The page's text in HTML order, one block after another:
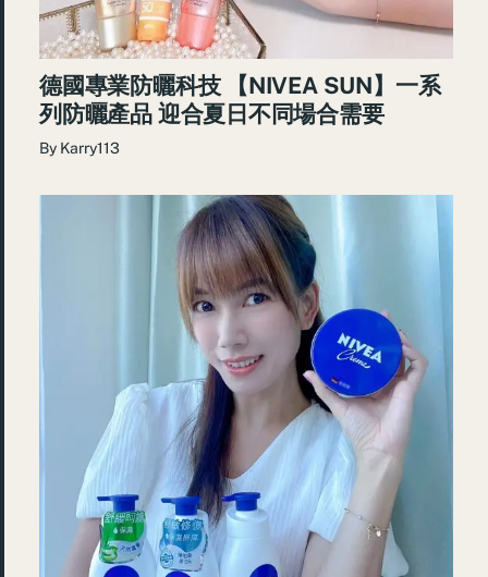
德國專業防曬科技 【NIVEA SUN】一系
列防曬產品 迎合夏日不同場合需要
By Karry113